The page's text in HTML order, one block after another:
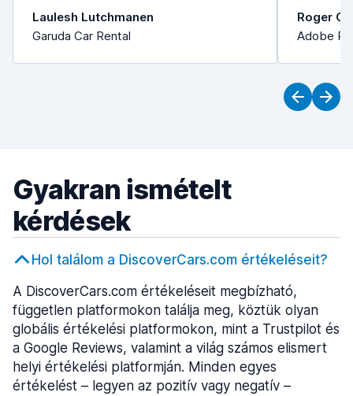
Laulesh Lutchmanen
Garuda Car Rental
Roger
Adobe
Gyakran ismételt
kérdések
Hol találom a DiscoverCars.com értékeléseit?
A DiscoverCars.com értékeléseit megbízható,
független platformokon találja meg, köztük olyan
globális értékelési platformokon, mint a Trustpilot és
a Google Reviews, valamint a világ számos elismert
helyi értékelési platformján. Minden egyes
értékelést – legyen az pozitív vagy negatív –